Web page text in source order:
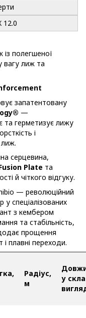
12.0
із полегшеної
вагу лиж та
запатентовану
—
та герметизує лижу
і
лиж.
серцевина,
Plate та
й чіткого відгуку.
— революційний
спеціалізованих
з кембером
та стабільність,
прощення
плавні переходи.
Радіус,
м
у